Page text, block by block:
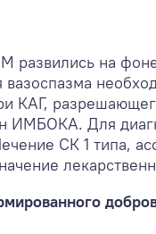
на
КАГ,
ИМБОКА. Для
СК 1 типа,